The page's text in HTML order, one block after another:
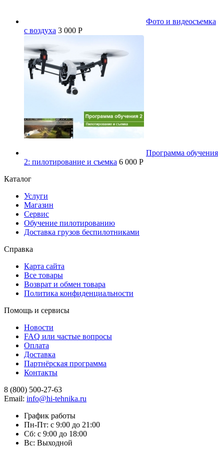
Фото и видеосъемка
с воздуха 3 000 P
Программа обучения
2: пилотирование и съемка 6 000 P
Каталог
Услуги
Магазин
Сервис
Обучение пилотированию
Доставка грузов беспилотниками
Справка
Карта сайта
Все товары
Возврат и обмен товара
Политика конфиденциальности
Помощь и сервисы
Новости
FAQ или частые вопросы
Оплата
Доставка
Партнёрская программа
Контакты
8 (800) 500-27-63
Email: info@hi-tehnika.ru
График работы
Пн-Пт: с 9:00 до 21:00
Сб: с 9:00 до 18:00
Вс: Выходной